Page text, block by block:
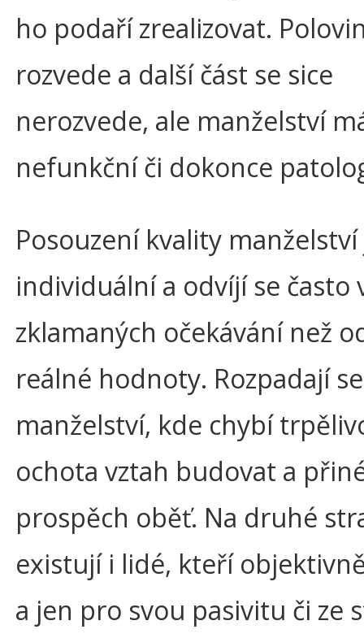
ho podaří zrealizovat.
rozvede a další část se sice
nerozvede, ale manželství
nefunkční či dokonce
Posouzení kvality
individuální a odvíjí se často
zklamaných očekávání než
reálné hodnoty. Rozpadají se
manželství, kde chybí
ochota vztah budovat a
prospěch oběť. Na druhé
existují i lidé, kteří
a jen pro svou pasivitu či ze